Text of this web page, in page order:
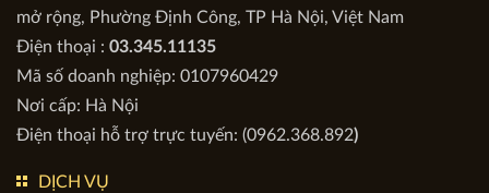
mở rộng, Phường Định Công, TP Hà Nội, Việt Nam
Điện thoại : 03.345.11135
Mã số doanh nghiệp: 0107960429
Nơi cấp: Hà Nội
Điện thoại hỗ trợ trực tuyến: (0962.368.892)
DỊCH VỤ